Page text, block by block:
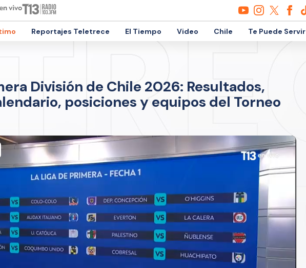
Reportajes Teletrece El Tiempo Video Chile Te Puede Servir
División de Chile 2026: Resultados,
posiciones y equipos del Torneo